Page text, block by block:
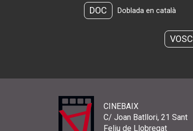
DOC Doblada en català
VOSC
CINEBAIX
C/ Joan Batllori, 21 Sant
Feliu de Llobregat